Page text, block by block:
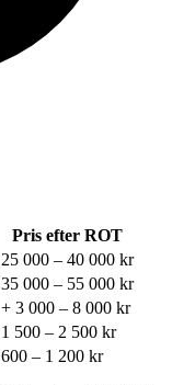
Pris efter ROT
25 000 – 40 000 kr
35 000 – 55 000 kr
+ 3 000 – 8 000 kr
1 500 – 2 500 kr
600 – 1 200 kr